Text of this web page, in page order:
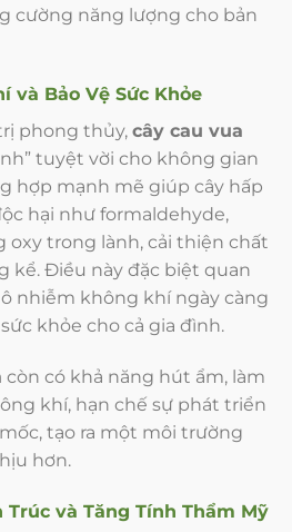
cường năng lượng cho bản
và Bảo Vệ Sức Khỏe
phong thủy, cây cau vua
tuyệt vời cho không gian
hợp mạnh mẽ giúp cây hấp
hại như formaldehyde,
oxy trong lành, cải thiện chất
kể. Điều này đặc biệt quan
nhiễm không khí ngày càng
khỏe cho cả gia đình.
còn có khả năng hút ẩm, làm
khí, hạn chế sự phát triển
tạo ra một môi trường
hơn.
và Tăng Tính Thẩm Mỹ